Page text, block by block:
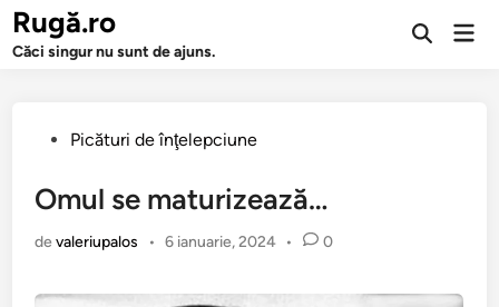
Sari
conținut
Rugă.ro
Căci singur nu sunt de ajuns.
Deschide
PublicatPicături de înţelepciune
Omul se maturizează…
devaleriupalos • 6 ianuarie, 2024 • 0